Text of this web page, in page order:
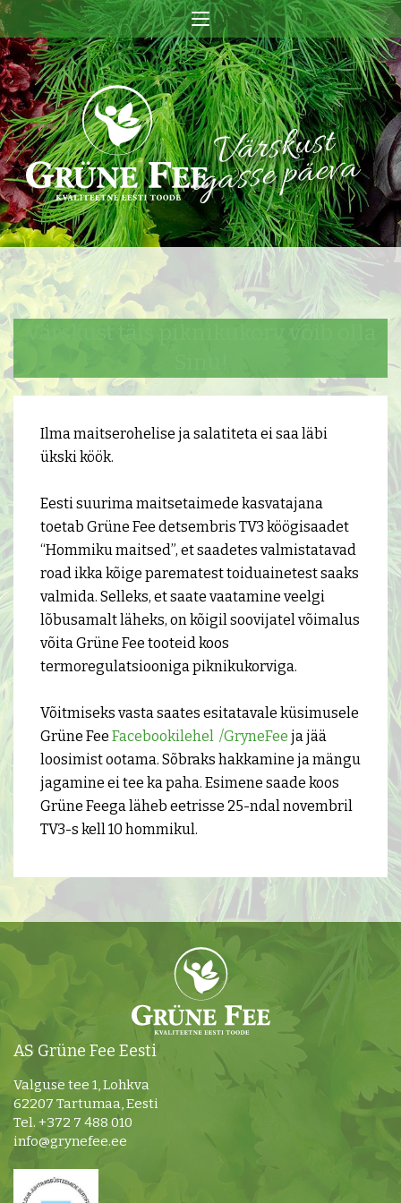
Värskust
igasse päeva
Ilma maitserohelise ja salatiteta ei saa läbi
ükski köök.
Eesti suurima maitsetaimede kasvatajana
toetab Grüne Fee detsembris TV3 köögisaadet
“Hommiku maitsed”, et saadetes valmistatavad
road ikka kõige parematest toiduainetest saaks
valmida. Selleks, et saate vaatamine veelgi
lõbusamalt läheks, on kõigil soovijatel võimalus
võita Grüne Fee tooteid koos
termoregulatsiooniga piknikukorviga.
Võitmiseks vasta saates esitatavale küsimusele
Grüne Fee Facebookilehel /GryneFee ja jää
loosimist ootama. Sõbraks hakkamine ja mängu
jagamine ei tee ka paha. Esimene saade koos
Grüne Feega läheb eetrisse 25-ndal novembril
TV3-s kell 10 hommikul.
AS Grüne Fee Eesti
Valguse tee 1, Lohkva
62207 Tartumaa, Eesti
Tel. +372 7 488 010
info@grynefee.ee